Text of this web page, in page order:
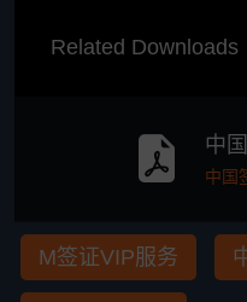
Related Downloads
中
中国
M签证VIP服务